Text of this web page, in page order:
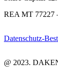
REA MT 77227
Datenschutz-
@ 2023.